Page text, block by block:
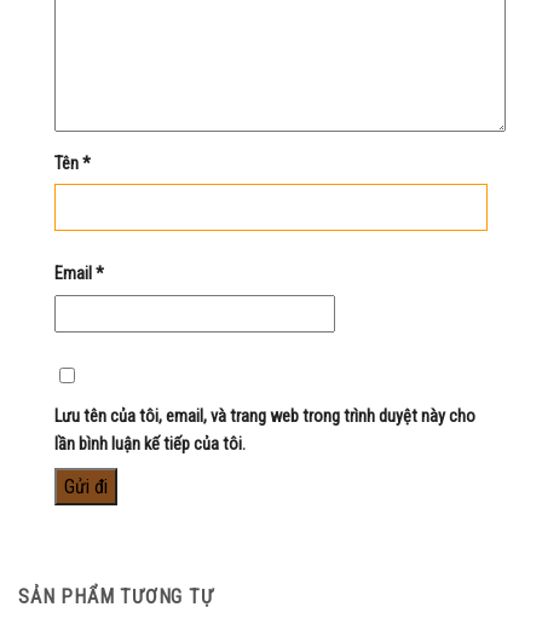
Tên*
Email *
Lưu tên của tôi, email, và trang web trong trình duyệt này cho
lần bình luận kế tiếp của tôi.
SẢN PHẨM TƯƠNG TỰ